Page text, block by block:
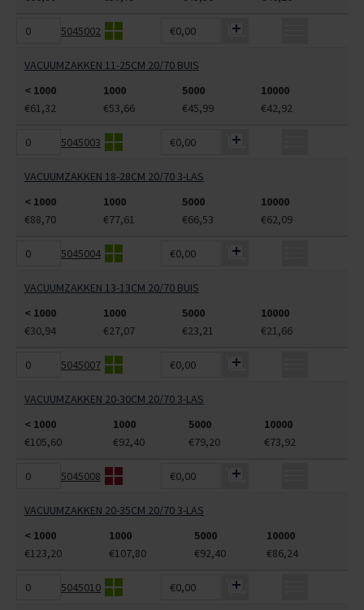
5045002 €0,00
VACUUMZAKKEN 11-25CM 20/70 BUIS
< 1000
1000 5000
10000
€61,32
€53,66 €45,99 €42,92
5045003 €0,00
VACUUMZAKKEN 18-28CM 20/70 3-LAS
< 1000
1000 5000
10000
€88,70
€77,61 €66,53 €62,09
5045004 €0,00
VACUUMZAKKEN 13-13CM 20/70 BUIS
< 1000
1000 5000
10000
€30,94
€27,07 €23,21 €21,66
5045007 €0,00
VACUUMZAKKEN 20-30CM 20/70 3-LAS
< 1000
1000 5000
10000
€105,60
€92,40 €79,20 €73,92
5045008 €0,00
VACUUMZAKKEN 20-35CM 20/70 3-LAS
< 1000
1000 5000
10000
€123,20
€107,80 €92,40 €86,24
5045010 €0,00